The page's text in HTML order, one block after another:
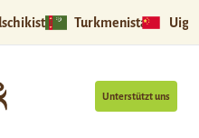
Turkmenistan
Unterstützt uns